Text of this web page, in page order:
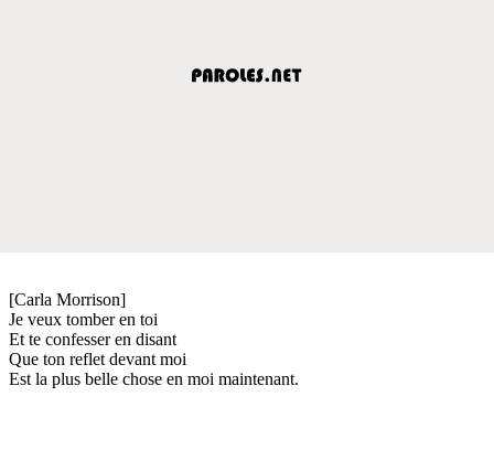
[Carla Morrison]
Je veux tomber en toi
Et te confesser en disant
Que ton reflet devant moi
Est la plus belle chose en moi maintenant.